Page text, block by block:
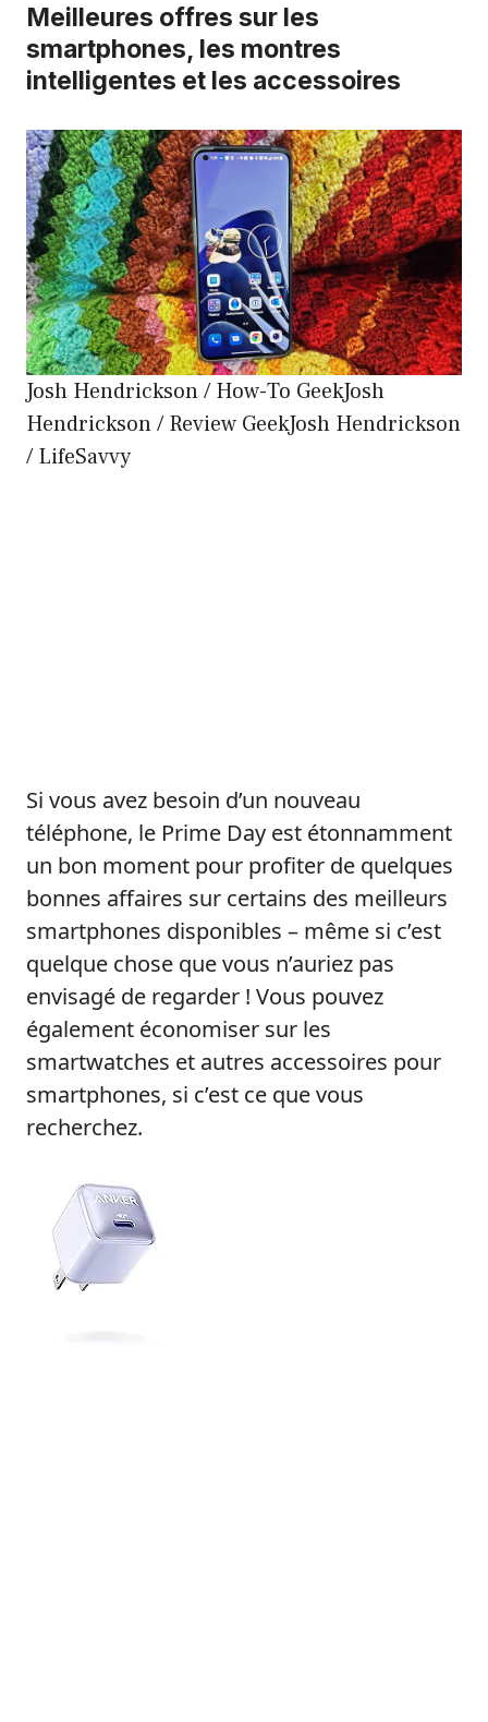
Meilleures offres sur les
smartphones, les montres
intelligentes et les accessoires
Josh Hendrickson / How-To GeekJosh
Hendrickson / Review GeekJosh Hendrickson
/ LifeSavvy
Si vous avez besoin d’un nouveau
téléphone, le Prime Day est étonnamment
un bon moment pour profiter de quelques
bonnes affaires sur certains des meilleurs
smartphones disponibles – même si c’est
quelque chose que vous n’auriez pas
envisagé de regarder ! Vous pouvez
également économiser sur les
smartwatches et autres accessoires pour
smartphones, si c’est ce que vous
recherchez.